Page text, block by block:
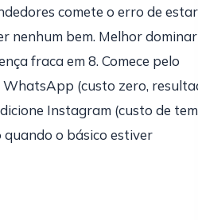
comete o erro de
nenhum bem. Melhor
fraca em 8. Comece pelo
WhatsApp (custo zero,
Instagram (custo de
o básico estiver